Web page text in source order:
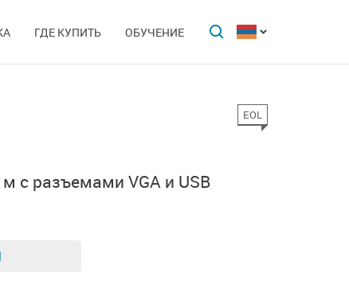
ГДЕ КУПИТЬ ОБУЧЕНИЕ
EOL
с разъемами VGA и USB